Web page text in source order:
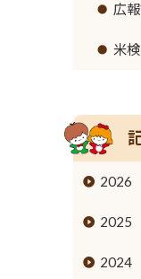
リン
セ
イ
グ
高
農
広
米
2026
2025
2024